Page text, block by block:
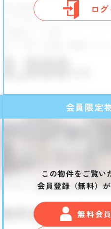
ロ
会員限定
この物件をご覧い
会員登録（無料）が
無料会